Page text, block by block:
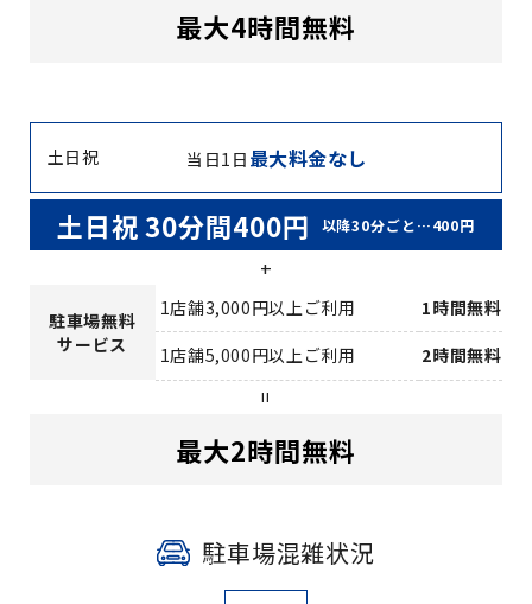
最大4時間無料
土日祝 当日1日 最大料金なし
土日祝 30分間400円 以降30分ごと…400円
+
駐車場無料
サービス
1店舗3,000円以上ご利用
1時間無料
1店舗5,000円以上ご利用
2時間無料
=
最大2時間無料
駐車場混雑状況